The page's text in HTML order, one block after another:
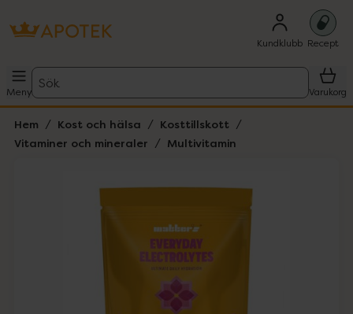
Kundklubb Recept
Meny
Sök
Varukorg
Hem Kost och hälsa
Kosttillskott
Vitaminer och mineraler
Multivitamin
Lista: . Innehåller 1 objekt.
Hoppa över Lista